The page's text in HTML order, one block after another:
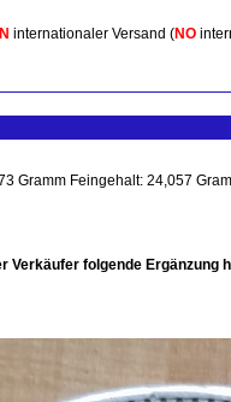
internationaler Versand (NO
Gramm Feingehalt: 24,057
Verkäufer folgende Ergänzung